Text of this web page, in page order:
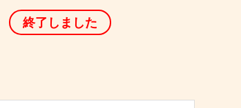
終了しました